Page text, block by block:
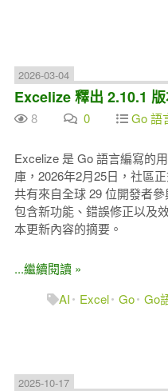
2026-03-04
Excelize 釋出 2.10.1
8 0 Go 語
Excelize 是 Go 語言編寫的
庫，2026年2月25日，社區
共有來自全球 29 位開發者
包含新功能、錯誤修正以及
本更新內容的摘要。
...繼續閱讀 »
AI
Excel Go Go
2025-10-17